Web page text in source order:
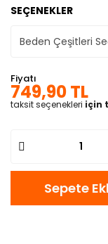
SEÇENEKLER
Fiyatı
749,90 TL
taksit seçenekleri için
Sepete